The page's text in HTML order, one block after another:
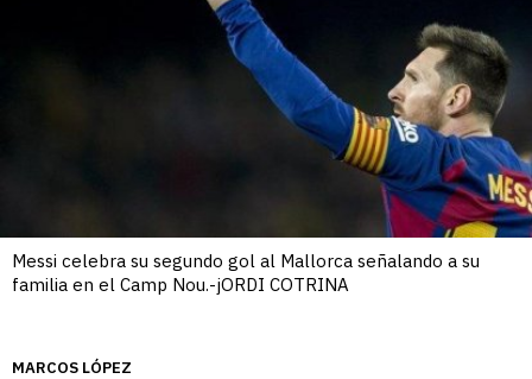
Messi celebra su segundo gol al Mallorca señalando a su
familia en el Camp Nou.-jORDI COTRINA
MARCOS LÓPEZ